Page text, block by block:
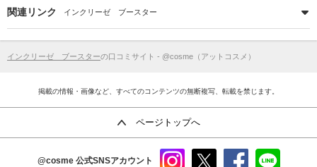
関連リンク インクリーゼ ブースター
インクリーゼ ブースターの口コミサイト - @cosme（アットコスメ）
掲載の情報・画像など、すべてのコンテンツの無断複写、転載を禁じます。
ページトップへ
@cosme 公式SNSアカウント